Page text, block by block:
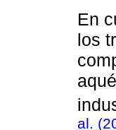
En
los
al.